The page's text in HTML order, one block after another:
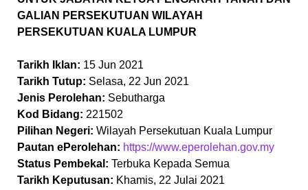
GALIAN PERSEKUTUAN WILAYAH
PERSEKUTUAN KUALA LUMPUR
Tarikh Iklan: 15 Jun 2021
Tarikh Tutup: Selasa, 22 Jun 2021
Jenis Perolehan: Sebutharga
Kod Bidang: 221502
Pilihan Negeri: Wilayah Persekutuan Kuala Lumpur
Pautan ePerolehan: https://www.eperolehan.gov.my
Status Pembekal: Terbuka Kepada Semua
Tarikh Keputusan: Khamis, 22 Julai 2021